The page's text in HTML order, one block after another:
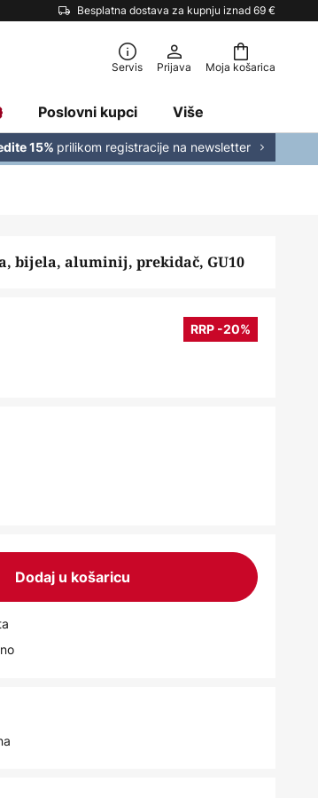
Besplatna dostava za kupnju iznad 69 €
Moja košarica
Servis Prijava
Poslovni kupci Više
15% prilikom registracije na newsletter
bijela, aluminij, prekidač, GU10
RRP -20%
Dodaj u košaricu